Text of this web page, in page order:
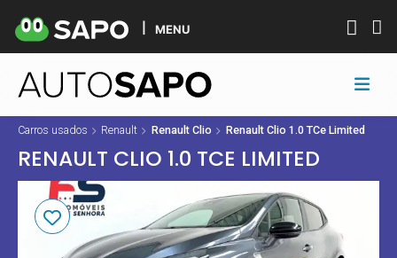
MENU
Carros usados Renault Renault Clio Renault Clio 1.0 TCe Limited
RENAULT CLIO 1.0 TCE LIMITED